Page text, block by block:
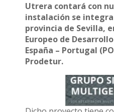
Utrera contará con
instalación se
provincia de Sevilla,
Europeo de
España – Portugal
Prodetur.